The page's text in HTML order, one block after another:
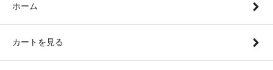
ホーム
カートを見る